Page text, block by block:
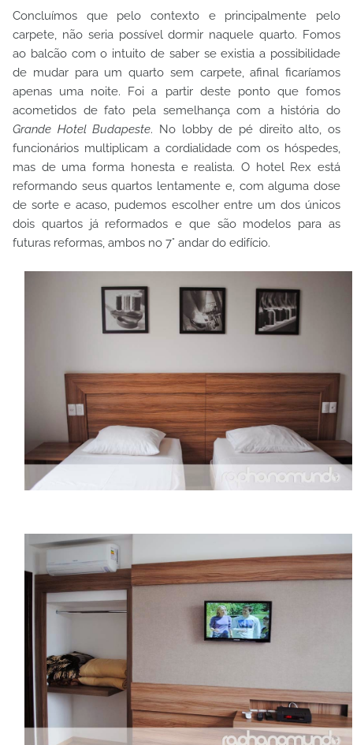
Concluímos que pelo contexto e principalmente pelo
carpete, não seria possível dormir naquele quarto. Fomos
ao balcão com o intuito de saber se existia a possibilidade
de mudar para um quarto sem carpete, afinal ficaríamos
apenas uma noite. Foi a partir deste ponto que fomos
acometidos de fato pela semelhança com a história do
Grande Hotel Budapeste. No lobby de pé direito alto, os
funcionários multiplicam a cordialidade com os hóspedes,
mas de uma forma honesta e realista. O hotel Rex está
reformando seus quartos lentamente e, com alguma dose
de sorte e acaso, pudemos escolher entre um dos únicos
dois quartos já reformados e que são modelos para as
futuras reformas, ambos no 7° andar do edifício.